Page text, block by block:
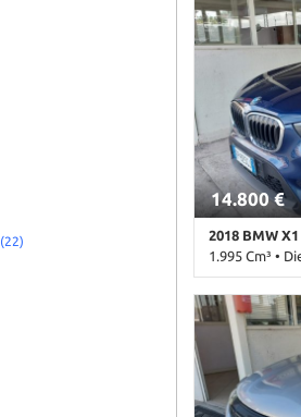
(22)
Control •
Passeggero
• Autoradio •
Bracciolo •
•
zone •
Fari LED •
assistita •
elettronico •
volante •
Sedili
Sensore di
anteriori •
Servosterzo
laterali
Telecamera
oscurati •
14.800 €
2018 BMW X1
1.995 Cm³ •
162.000 Km •
metallizzato •
laterali •
Alzacristalli
Bracciolo •
•